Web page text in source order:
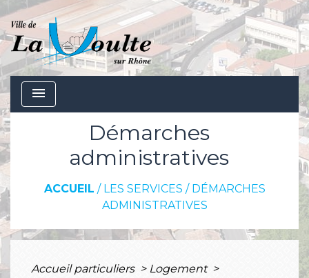
menu
Démarches
administratives
ACCUEIL / LES SERVICES / DÉMARCHES
ADMINISTRATIVES
Accueil particuliers > Logement >